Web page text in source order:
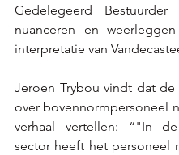
Gedelegeerd
nuanceren en
interpretatie van
Jeroen Trybou vindt dat de
over bovennormpersoneel
verhaal vertellen: “"In
sector heeft het personeel